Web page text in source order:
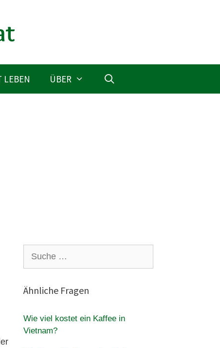
LEBEN ÜBER
nach:
Ähnliche Fragen
Wie viel kostet ein Kaffee in
Vietnam?